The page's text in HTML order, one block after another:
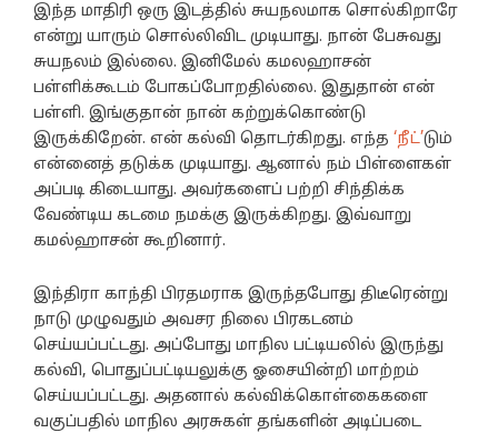
இந்த மாதிரி ஒரு இடத்தில் சுயநலமாக சொல்கிறாரே
என்று யாரும் சொல்லிவிட முடியாது. நான் பேசுவது
சுயநலம் இல்லை. இனிமேல் கமலஹாசன்
பள்ளிக்கூடம் போகப்போறதில்லை. இதுதான் என்
பள்ளி. இங்குதான் நான் கற்றுக்கொண்டு
இருக்கிறேன். என் கல்வி தொடர்கிறது. எந்த ‘நீட்’டும்
என்னைத் தடுக்க முடியாது. ஆனால் நம் பிள்ளைகள்
அப்படி கிடையாது. அவர்களைப் பற்றி சிந்திக்க
வேண்டிய கடமை நமக்கு இருக்கிறது. இவ்வாறு
கமல்ஹாசன் கூறினார்.
இந்திரா காந்தி பிரதமராக இருந்தபோது திடீரென்று
நாடு முழுவதும் அவசர நிலை பிரகடனம்
செய்யப்பட்டது. அப்போது மாநில பட்டியலில் இருந்து
கல்வி, பொதுப்பட்டியலுக்கு ஓசையின்றி மாற்றம்
செய்யப்பட்டது. அதனால் கல்விக்கொள்கைகளை
வகுப்பதில் மாநில அரசுகள் தங்களின் அடிப்படை